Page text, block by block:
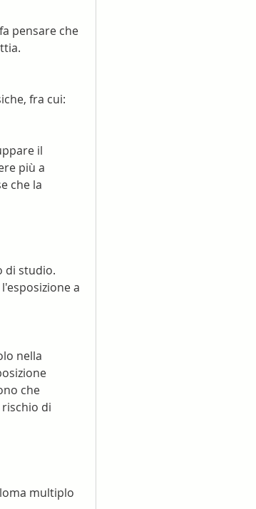
fra cui:
il
più a
che la
di studio.
a
nella
che
di
multiplo